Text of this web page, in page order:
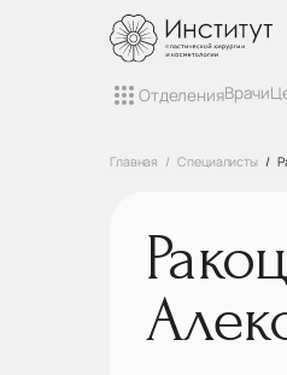
ОтделенияВрачи
Главная Специалисты